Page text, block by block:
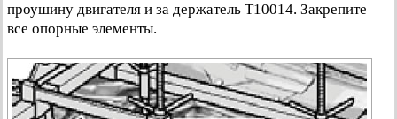
проушину двигателя и за держатель Т10014. Закрепите
все опорные элементы.